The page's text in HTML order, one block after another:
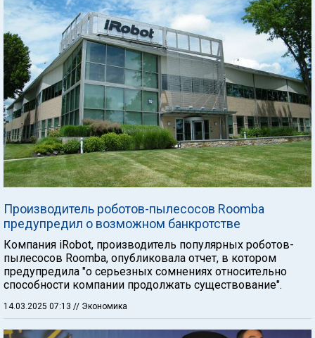
Производитель роботов-пылесосов Roomba
предупредил о возможном банкротстве
Компания iRobot, производитель популярных роботов-
пылесосов Roomba, опубликовала отчет, в котором
предупредила "о серьезных сомнениях относительно
способности компании продолжать существование".
14.03.2025 07:13 // Экономика